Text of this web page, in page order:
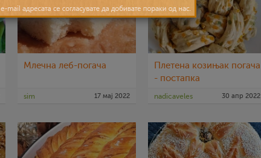
Млечна леб-погача
sim 17 мај 2022
Плетена козињак погача
- постапка
nadicaveles 30 апр 2022